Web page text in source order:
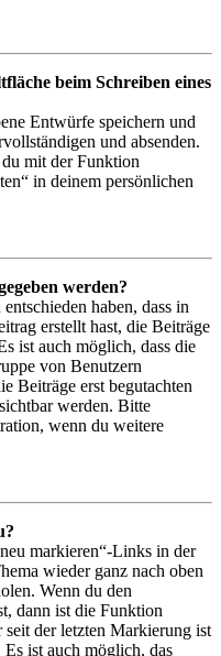
beim Schreiben eines
Entwürfe speichern und
und absenden.
mit der Funktion
in deinem persönlichen
werden?
haben, dass in
erstellt hast, die Beiträge
ist auch möglich, dass die
von Benutzern
Beiträge erst begutachten
werden. Bitte
wenn du weitere
markieren“-Links in der
wieder ganz nach oben
Wenn du den
dann ist die Funktion
der letzten Markierung ist
ist auch möglich, das